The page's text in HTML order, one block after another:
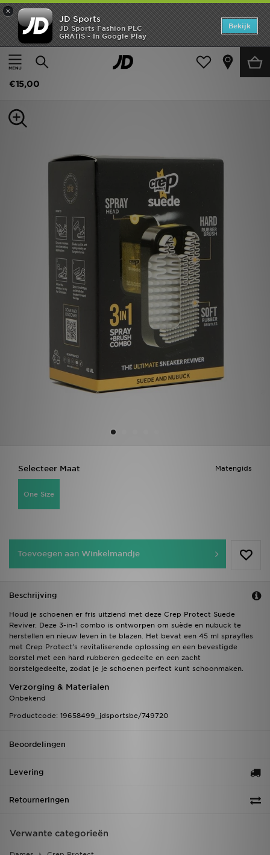
×
JD Sports
JD Sports Fashion PLC
GRATIS - In Google Play
Bekijk
Thuis
Dames Damesaccessoires Allerhande
Crep Protect Suede Reviver
€15,00
Matengids
Selecteer Maat
One Size
Toevoegen aan Winkelmandje
Beschrijving
Houd je schoenen er fris uitziend met deze Crep Protect Suede
Reviver. Deze 3-in-1 combo is ontworpen om suède en nubuck te
herstellen en nieuw leven in te blazen. Het bevat een 45 ml sprayfles
met Crep Protect's revitaliserende oplossing en een bevestigde
borstel met een hard rubberen gedeelte en een zacht
borstelgedeelte, zodat je je schoenen perfect kunt schoonmaken.
Verzorging & Materialen
Onbekend
Productcode: 19658499_jdsportsbe/749720
Beoordelingen
Levering
Retourneringen
Verwante categorieën
Home
Offers
Dames
Vind een winkel
Bestelling traceren
Klantenservice